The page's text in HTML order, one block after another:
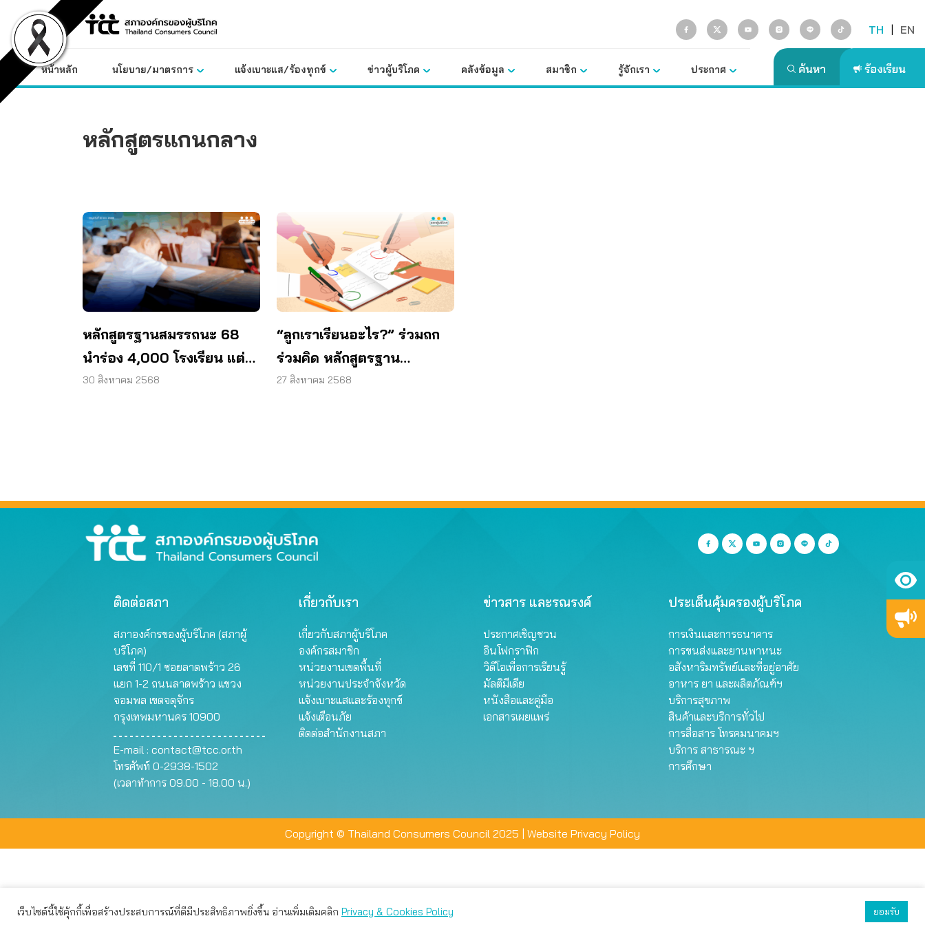
content
TH | EN
หน้าหลัก นโยบาย/มาตรการ แจ้งเบาะแส/ร้องทุกข์ ข่าวผู้บริโภค คลังข้อมูล สมาชิก รู้จักเรา ประกาศ
หลักสูตรแกนกลาง
หลักสูตรฐานสมรรถนะ 68
นำร่อง 4,000 โรงเรียน แต่
ครู-ผู้ปกครองยังสับสน!
30 สิงหาคม 2568
“ลูกเราเรียนอะไร?” ร่วมถก
ร่วมคิด หลักสูตรฐาน
สมรรถนะ 68
27 สิงหาคม 2568
ติดต่อสภา
สภาองค์กรของผู้บริโภค (สภาผู้
บริโภค)
เลขที่ 110/1 ซอยลาดพร้าว 26
แยก 1-2 ถนนลาดพร้าว แขวง
จอมพล เขตจตุจักร
กรุงเทพมหานคร 10900
E-mail : contact@tcc.or.th
โทรศัพท์ 0-2938-1502
(เวลาทำการ 09.00 - 18.00 น.)
เกี่ยวกับเรา
เกี่ยวกับสภาผู้บริโภค
องค์กรสมาชิก
หน่วยงานเขตพื้นที่
หน่วยงานประจำจังหวัด
แจ้งเบาะแสและร้องทุกข์
แจ้งเตือนภัย
ติดต่อสำนักงานสภา
ข่าวสาร และรณรงค์
ประกาศเชิญชวน
อินโฟกราฟิก
วิดีโอเพื่อการเรียนรู้
มัลติมีเดีย
หนังสือและคู่มือ
เอกสารเผยแพร่
ประเด็นคุ้มครองผู้บริโภค
การเงินและการธนาคาร
การขนส่งและยานพาหนะ
อสังหาริมทรัพย์และที่อยู่อาศัย
อาหาร ยา และผลิตภัณฑ์ฯ
บริการสุขภาพ
สินค้าและบริการทั่วไป
การสื่อสาร โทรคมนาคมฯ
บริการ สาธารณะ ฯ
การศึกษา
Copyright © Thailand Consumers Council 2025 | Website Privacy Policy
เว็บไซต์นี้ใช้คุ้กกี้เพื่อสร้างประสบการณ์ที่ดีมีประสิทธิภาพยิ่งขึ้น อ่านเพิ่มเติมคลิก Privacy & Cookies Policy ยอมรับ
เว็บไซต์นี้ใช้คุกกี้เพื่อมอบประสบการณ์การใช้งานที่ดีให้แก่ท่าน คุณสามารถเลือกตั้งค่าความเป็นส่วนตัวได้